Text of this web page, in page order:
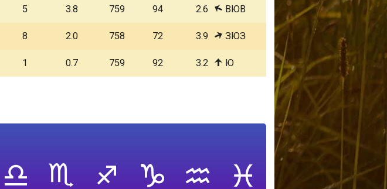
5 3.8 759 94 2.6 ВЮВ
8 2.0 758 72 3.9 ЗЮЗ
1 0.7 759 92 3.2 Ю